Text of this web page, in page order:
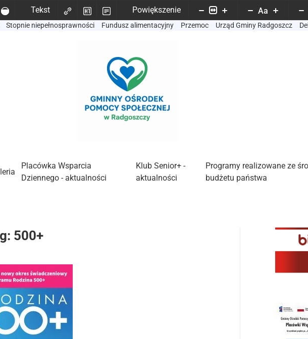
Tekst Powiększenie
Aa
Stopnie niepełnosprawności Fundusz alimentacyjny Przemoc Urząd Gminy Radgoszcz
Placówka Wsparcia
Dziennego - aktualności
Klub Senior+ -
aktualności
Programy realizowane ze
budżetu państwa
500+